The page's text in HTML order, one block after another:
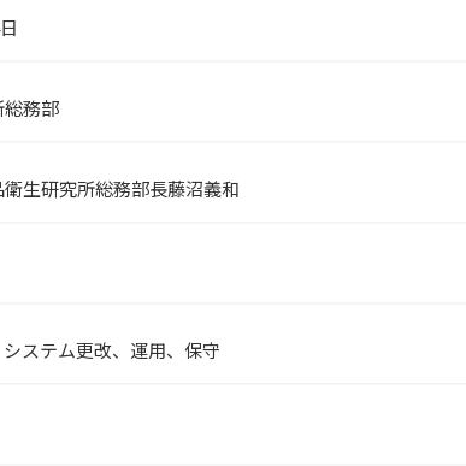
務部
生研究所総務部長藤沼義和
ステム更改、運用、保守